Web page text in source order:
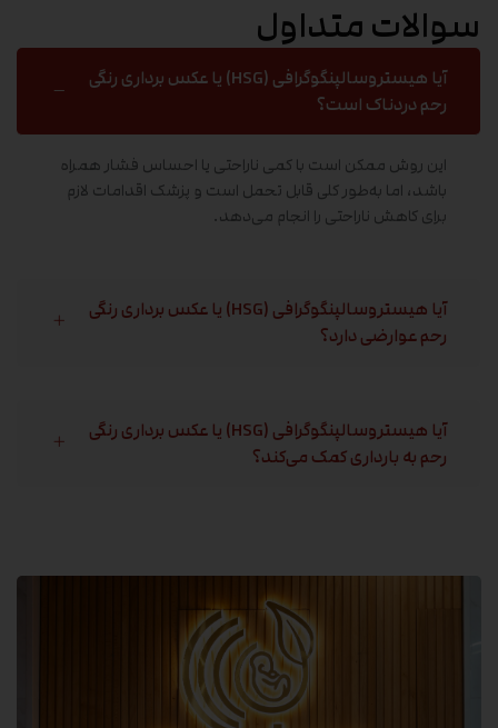
سوالات متداول
آیا هیستروسالپنگوگرافی (HSG) یا عکس برداری رنگی
رحم دردناک است؟
این روش ممکن است با کمی ناراحتی یا احساس فشار همراه
باشد، اما به‌طور کلی قابل تحمل است و پزشک اقدامات لازم
برای کاهش ناراحتی را انجام می‌دهد.
آیا هیستروسالپنگوگرافی (HSG) یا عکس برداری رنگی
رحم عوارضی دارد؟
آیا هیستروسالپنگوگرافی (HSG) یا عکس برداری رنگی
رحم به بارداری کمک می‌کند؟